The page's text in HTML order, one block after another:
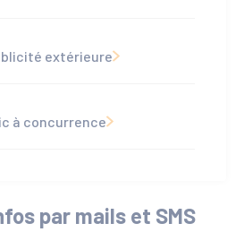
extérieure
à concurrence
par mails et SMS